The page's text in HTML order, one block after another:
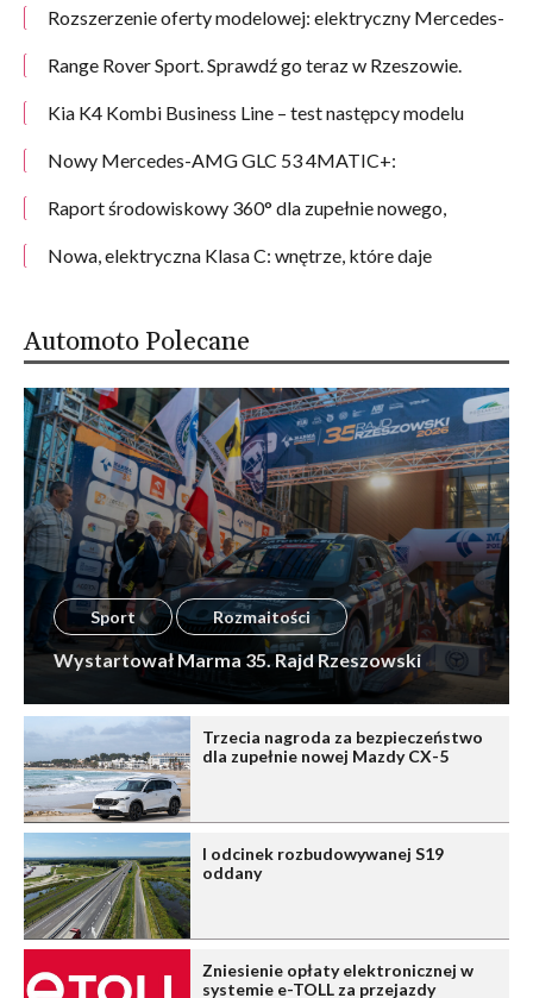
Rozszerzenie oferty modelowej: elektryczny Mercedes-
Range Rover Sport. Sprawdź go teraz w Rzeszowie.
Kia K4 Kombi Business Line – test następcy modelu
Nowy Mercedes-AMG GLC 53 4MATIC+:
lepszą dynamikę i więcej emocji
Raport środowiskowy 360° dla zupełnie nowego,
dostaw i do 2,8 ton oszczędności CO₂ dla ogniw
Nowa, elektryczna Klasa C: wnętrze, które daje
Automoto Polecane
Sport Rozmaitości
Wystartował Marma 35. Rajd Rzeszowski
Trzecia nagroda za bezpieczeństwo
dla zupełnie nowej Mazdy CX-5
I odcinek rozbudowywanej S19
oddany
Zniesienie opłaty elektronicznej w
systemie e-TOLL za przejazdy